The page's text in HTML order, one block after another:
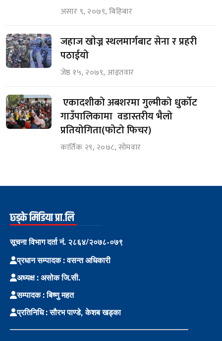
असार ९, २०७९, बिहिबार
जहाज खाेज्न स्थलमार्गबाट सेना र प्रहरी
पठाईयो
जेष्ठ १५, २०७९, आइतवार
एकादशीको अबशरमा गुल्मीको धुर्कोट
गाउँपालिकामा वडास्तरीय भैलो
प्रतियोगिता(फोटो फिचर)
कार्तिक २९, २०७८, सोमवार
छ्ड्के मिडिया प्रा.लि
सूचना विभाग दर्ता नं. २८६४/२०७८-०७९
प्रधान सम्पादक : वसन्त अधिकारी
अध्यक्ष : असोक जि.सी.
सम्पादक : बिष्णु महत
प्रतिनिधि : सौरभ पाण्डे, केशब खड्का